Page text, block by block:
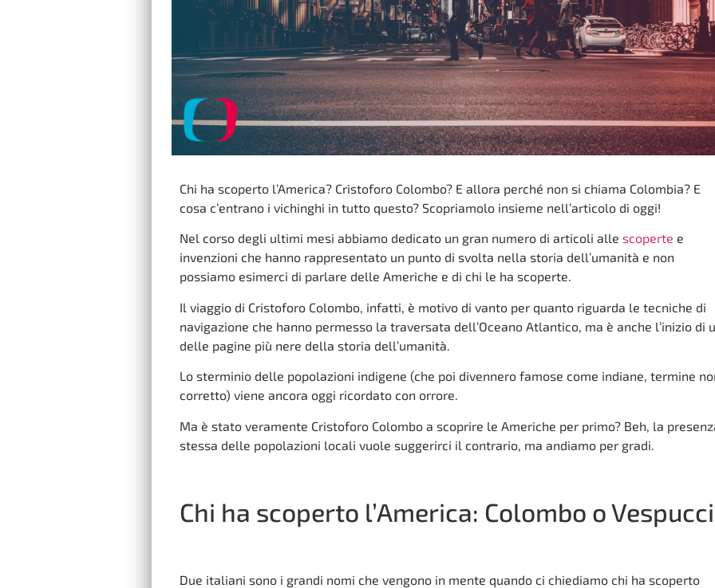
Chi ha scoperto l’America? Cristoforo Colombo? E allora perché non si chiama Colombia? E
cosa c’entrano i vichinghi in tutto questo? Scopriamolo insieme nell’articolo di oggi!
Nel corso degli ultimi mesi abbiamo dedicato un gran numero di articoli alle scoperte e
invenzioni che hanno rappresentato un punto di svolta nella storia dell’umanità e non
possiamo esimerci di parlare delle Americhe e di chi le ha scoperte.
Il viaggio di Cristoforo Colombo, infatti, è motivo di vanto per quanto riguarda le tecniche di
navigazione che hanno permesso la traversata dell’Oceano Atlantico, ma è anche l’inizio di
delle pagine più nere della storia dell’umanità.
Lo sterminio delle popolazioni indigene (che poi divennero famose come indiane, termine
corretto) viene ancora oggi ricordato con orrore.
Ma è stato veramente Cristoforo Colombo a scoprire le Americhe per primo? Beh, la
stessa delle popolazioni locali vuole suggerirci il contrario, ma andiamo per gradi.
Chi ha scoperto l’America: Colombo o
Due italiani sono i grandi nomi che vengono in mente quando ci chiediamo chi ha scoperto